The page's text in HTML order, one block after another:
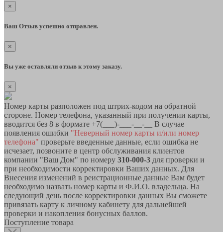
×
Ваш Отзыв успешно отправлен.
×
Вы уже оставляли отзыв к этому заказу.
×
Номер карты разположен под штрих-кодом на обратной
стороне. Номер телефона, указанный при получении карты,
вводится без 8 в формате +7(___)-___-__-__ В случае
появления ошибки "Неверный номер карты и/или номер
телефона" проверьте введенные данные, если ошибка не
исчезает, позвоните в центр обслуживания клиентов
компании "Ваш Дом" по номеру 310-000-3 для проверки и
при необходимости корректировки Ваших данных. Для
Внесения изменений в реистрационные данные Вам будет
необходимо назвать номер карты и Ф.И.О. владельца. На
следующий день после корректировки данных Вы сможете
привязать карту к личному кабинету для дальнейшей
проверки и накопления бонусных баллов.
Поступление товара